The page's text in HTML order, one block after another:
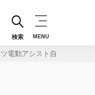
検索 MENU
電動アシスト自転車「ク